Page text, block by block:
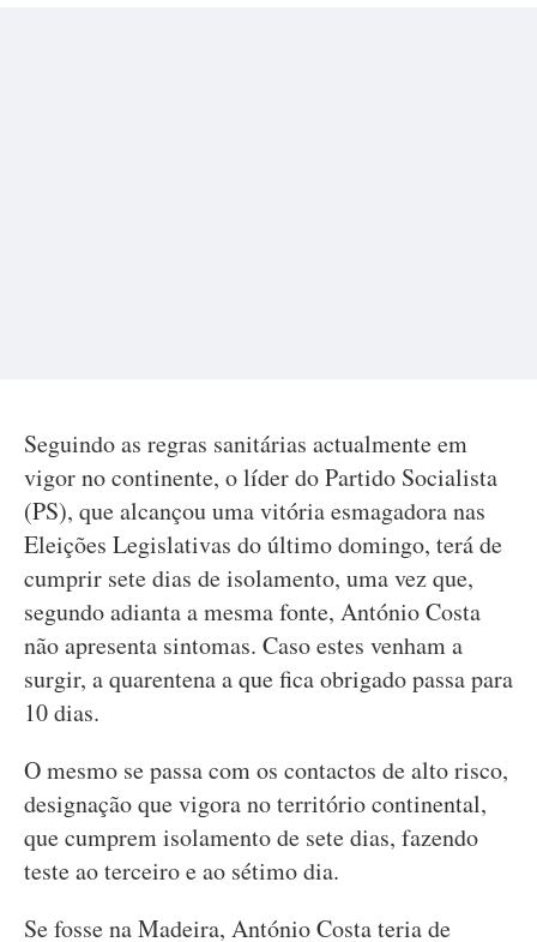
Seguindo as regras sanitárias actualmente em
vigor no continente, o líder do Partido Socialista
(PS), que alcançou uma vitória esmagadora nas
Eleições Legislativas do último domingo, terá de
cumprir sete dias de isolamento, uma vez que,
segundo adianta a mesma fonte, António Costa
não apresenta sintomas. Caso estes venham a
surgir, a quarentena a que fica obrigado passa para
10 dias.
O mesmo se passa com os contactos de alto risco,
designação que vigora no território continental,
que cumprem isolamento de sete dias, fazendo
teste ao terceiro e ao sétimo dia.
Se fosse na Madeira, António Costa teria de